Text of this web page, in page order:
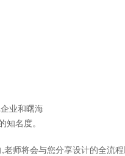
业和曙海
名度。
师将会与您分享设计的全流程